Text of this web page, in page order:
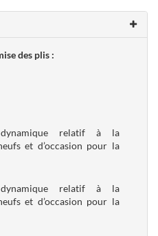
des plis :
dynamique relatif à la
et d’occasion pour la
dynamique relatif à la
et d’occasion pour la